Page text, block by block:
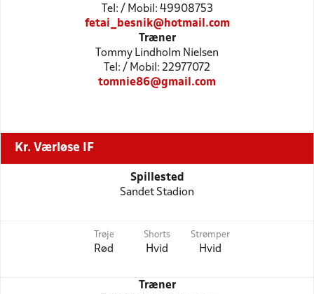
Tel: / Mobil: 49908753
fetai_besnik@hotmail.com
Træner
Tommy Lindholm Nielsen
Tel: / Mobil: 22977072
tomnie86@gmail.com
Kr. Værløse IF
Spillested
Sandet Stadion
Trøje
Rød
Shorts
Hvid
Strømper
Hvid
Træner